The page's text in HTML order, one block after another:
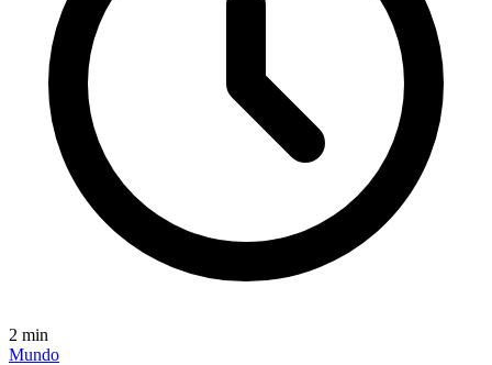
2 min
Mundo